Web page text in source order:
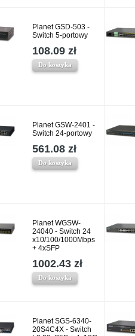
Planet GSD-503 -
Switch 5-portowy
108.09 zł
Do koszyka
Planet GSW-2401 -
Switch 24-portowy
561.08 zł
Do koszyka
Planet WGSW-
24040 - Switch 24
x10/100/1000Mbps
+ 4xSFP
1002.43 zł
Do koszyka
Planet SGS-6340-
20S4C4X - Switch